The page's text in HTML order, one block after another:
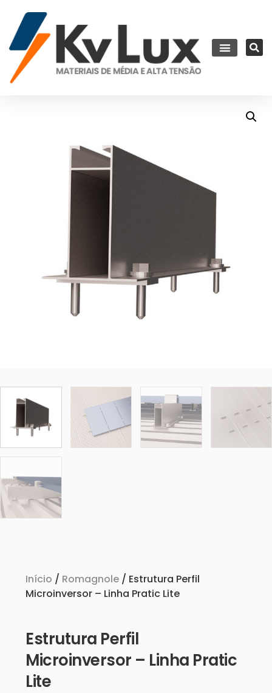
Início / Romagnole / Estrutura Perfil
Microinversor – Linha Pratic Lite
Estrutura Perfil
Microinversor – Linha Pratic
Lite